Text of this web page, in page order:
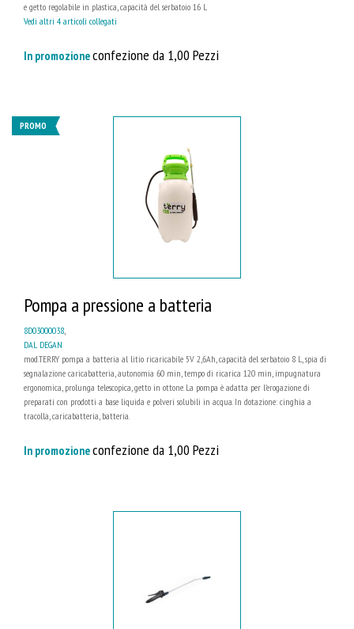
e getto regolabile in plastica, capacità del serbatoio 16 L
Vedi altri 4 articoli collegati
In promozioneconfezione da 1,00 Pezzi
PROMO
Pompa a pressione a batteria
8D03000038
DAL DEGAN
mod.TERRY pompa a batteria al litio ricaricabile 5V 2,6Ah, capacità del serbatoio 8 L, spia di
segnalazione caricabatteria, autonomia 60 min, tempo di ricarica 120 min, impugnatura
ergonomica, prolunga telescopica, getto in ottone. La pompa è adatta per l'erogazione. di
preparati con prodotti a base liquida e polveri solubili in acqua. In dotazione: cinghia a
tracolla, caricabatteria, batteria.
In promozioneconfezione da 1,00 Pezzi